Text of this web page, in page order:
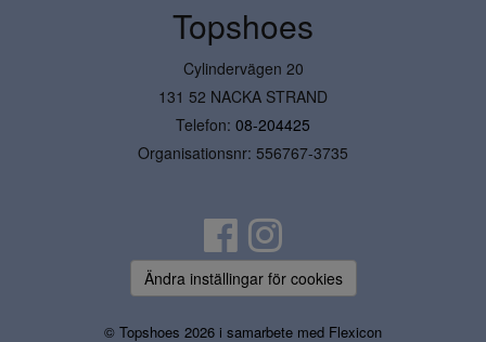
Topshoes
Cylindervägen 20
131 52 NACKA STRAND
Telefon: 08-204425
Organisationsnr: 556767-3735
Ändra inställingar för cookies
© Topshoes 2026 i samarbete med Flexicon